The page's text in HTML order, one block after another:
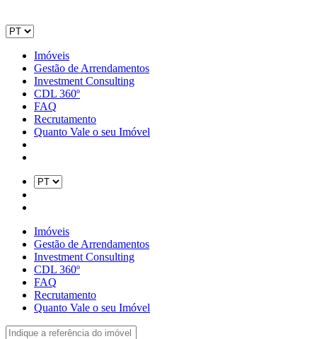
Imóveis
Gestão de Arrendamentos
Investment Consulting
CDL 360º
FAQ
Recrutamento
Quanto Vale o seu Imóvel
Imóveis
Gestão de Arrendamentos
Investment Consulting
CDL 360º
FAQ
Recrutamento
Quanto Vale o seu Imóvel